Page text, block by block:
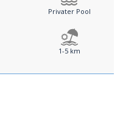
Privater Pool
1-5 km